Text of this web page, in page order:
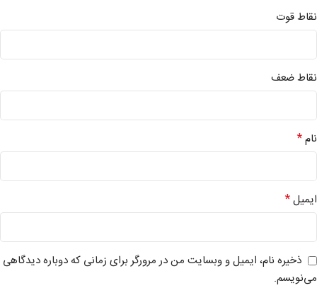
نقاط قوت
نقاط ضعف
نام*
ایمیل*
ذخیره نام، ایمیل و وبسایت من در مرورگر برای زمانی که دوباره دیدگاهی
می‌نویسم.